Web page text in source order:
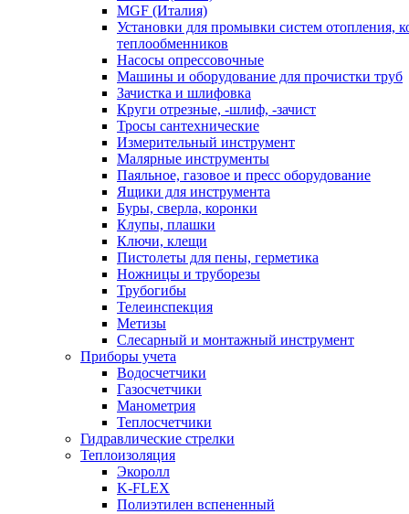
MGF (Италия)
Установки для промывки систем отопления,
теплообменников
Насосы опрессовочные
Машины и оборудование для прочистки труб
Зачистка и шлифовка
Круги отрезные, -шлиф, -зачист
Тросы сантехнические
Измерительный инструмент
Малярные инструменты
Паяльное, газовое и пресс оборудование
Ящики для инструмента
Буры, сверла, коронки
Клупы, плашки
Ключи, клещи
Пистолеты для пены, герметика
Ножницы и труборезы
Трубогибы
Телеинспекция
Метизы
Слесарный и монтажный инструмент
Приборы учета
Водосчетчики
Газосчетчики
Манометрия
Теплосчетчики
Гидравлические стрелки
Теплоизоляция
Экоролл
K-FLEX
Полиэтилен вспененный